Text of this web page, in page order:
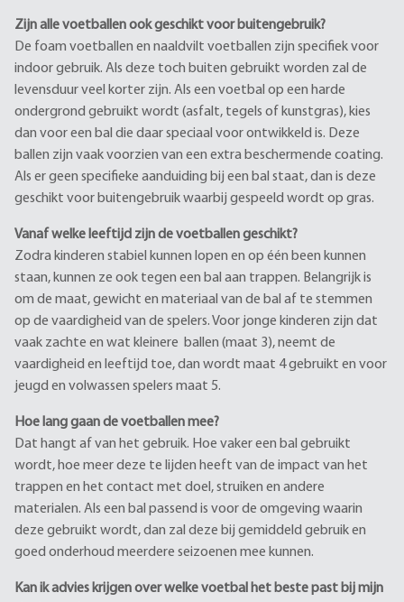
Zijn alle voetballen ook geschikt voor buitengebruik?
De foam voetballen en naaldvilt voetballen zijn specifiek voor
indoor gebruik. Als deze toch buiten gebruikt worden zal de
levensduur veel korter zijn. Als een voetbal op een harde
ondergrond gebruikt wordt (asfalt, tegels of kunstgras), kies
dan voor een bal die daar speciaal voor ontwikkeld is. Deze
ballen zijn vaak voorzien van een extra beschermende coating.
Als er geen specifieke aanduiding bij een bal staat, dan is deze
geschikt voor buitengebruik waarbij gespeeld wordt op gras.
Vanaf welke leeftijd zijn de voetballen geschikt?
Zodra kinderen stabiel kunnen lopen en op één been kunnen
staan, kunnen ze ook tegen een bal aan trappen. Belangrijk is
om de maat, gewicht en materiaal van de bal af te stemmen
op de vaardigheid van de spelers. Voor jonge kinderen zijn dat
vaak zachte en wat kleinere ballen (maat 3), neemt de
vaardigheid en leeftijd toe, dan wordt maat 4 gebruikt en voor
jeugd en volwassen spelers maat 5.
Hoe lang gaan de voetballen mee?
Dat hangt af van het gebruik. Hoe vaker een bal gebruikt
wordt, hoe meer deze te lijden heeft van de impact van het
trappen en het contact met doel, struiken en andere
materialen. Als een bal passend is voor de omgeving waarin
deze gebruikt wordt, dan zal deze bij gemiddeld gebruik en
goed onderhoud meerdere seizoenen mee kunnen.
Kan ik advies krijgen over welke voetbal het beste past bij mijn